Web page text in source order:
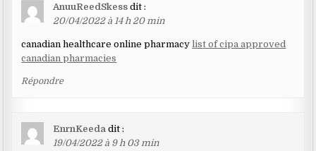
AnuuReedSkess dit :
20/04/2022 à 14 h 20 min
canadian healthcare online pharmacylist of cipa approved
canadian pharmacies
Répondre
EnrnKeeda dit :
19/04/2022 à 9 h 03 min